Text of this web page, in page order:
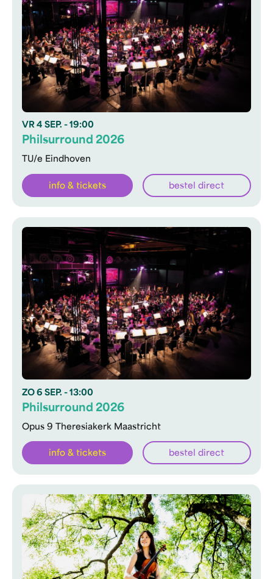
VR 4 SEP. - 19:00
TU/e Eindhoven
Philsurround 2026
info & tickets bestel direct
ZO 6 SEP. - 13:00
Opus 9 Theresiakerk Maastricht
Philsurround 2026
info & tickets bestel direct